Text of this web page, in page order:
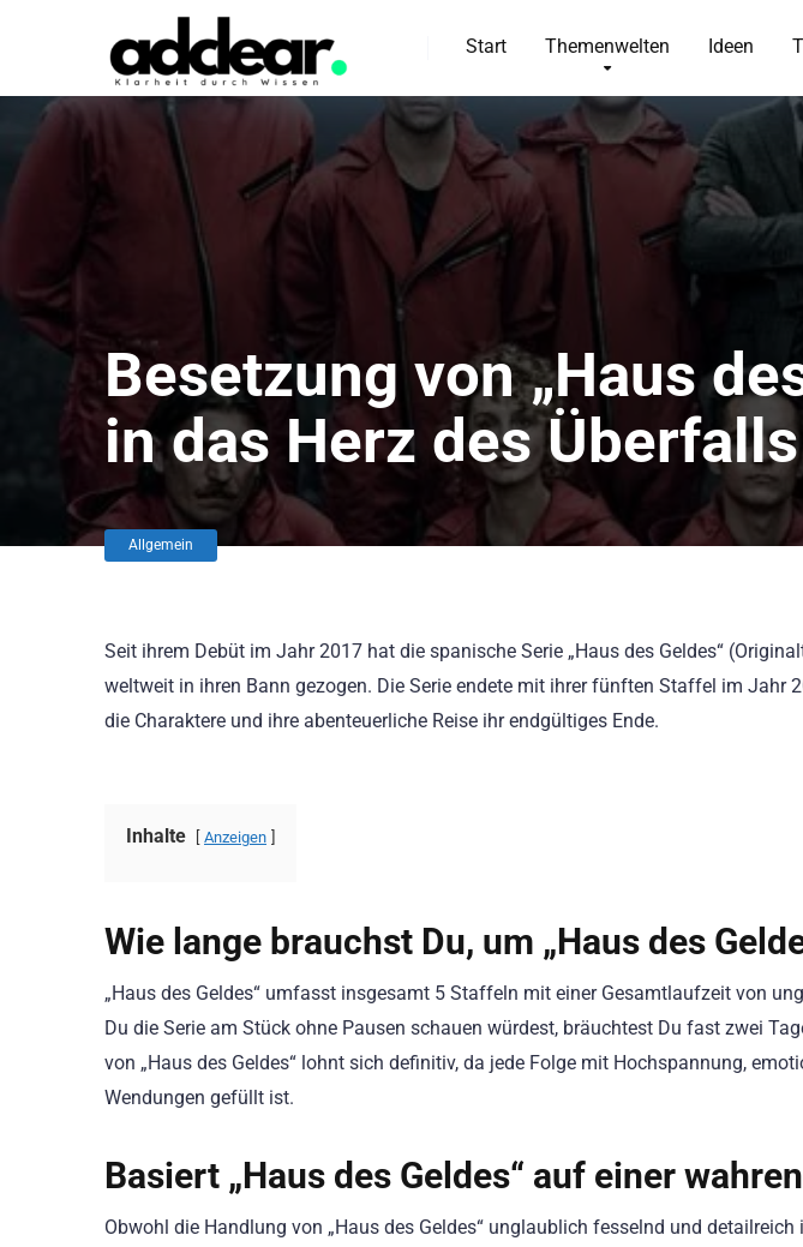
Start Themenwelten Ideen
Besetzung von „Haus
in das Herz des
Allgemein
Seit ihrem Debüt im Jahr 2017 hat die spanische Serie „Haus des Geldes“
weltweit in ihren Bann gezogen. Die Serie endete mit ihrer fünften Staffel im Jahr
die Charaktere und ihre abenteuerliche Reise ihr endgültiges Ende.
Inhalte Anzeigen
Wie lange brauchst Du, um „Haus des
„Haus des Geldes“ umfasst insgesamt 5 Staffeln mit einer Gesamtlaufzeit von
Du die Serie am Stück ohne Pausen schauen würdest, bräuchtest Du fast zwei
von „Haus des Geldes“ lohnt sich definitiv, da jede Folge mit Hochspannung,
Wendungen gefüllt ist.
Basiert „Haus des Geldes“ auf einer
Obwohl die Handlung von „Haus des Geldes“ unglaublich fesselnd und